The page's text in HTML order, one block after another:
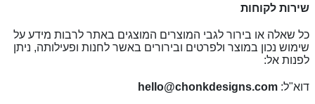
שירות לקוחות
כל שאלה או בירור לגבי המוצרים המוצגים באתר לרבות מידע על
שימוש נכון במוצר ולפרטים ובירורים באשר לחנות ופעילותה, ניתן
לפנות אל:
דוא"ל:
hello@chonkdesigns.com